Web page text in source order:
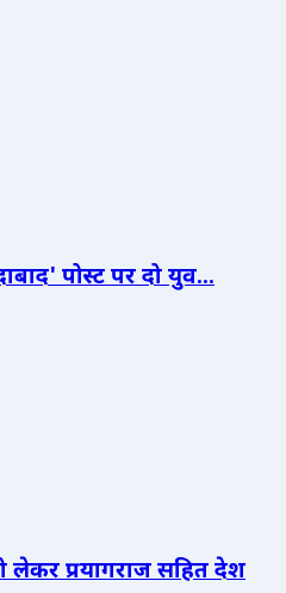
पोस्ट पर दो युव...
लेकर प्रयागराज सहित देश